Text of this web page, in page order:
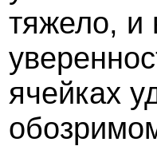
тяжело, и
ячейках